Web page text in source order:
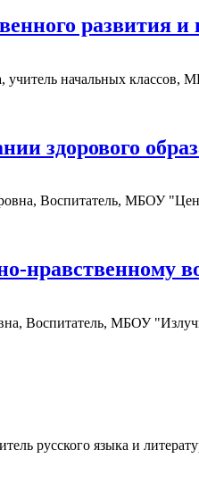
развития
учитель начальных
здорового
Воспитатель, МБОУ
нравственному
Воспитатель, МБОУ
русского языка и